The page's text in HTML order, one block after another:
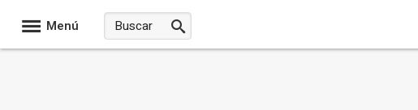
Menú